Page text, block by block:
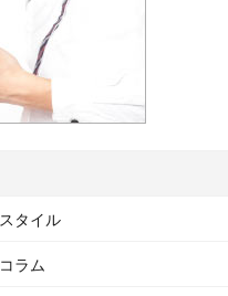
スタイル
コラム